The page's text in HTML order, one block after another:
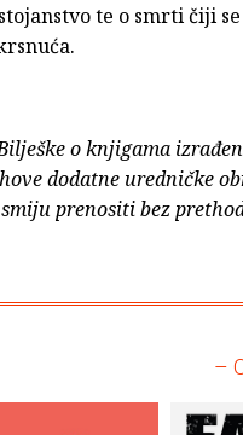
te o smrti čiji
o knjigama
dodatne uredničke
prenositi bez
–